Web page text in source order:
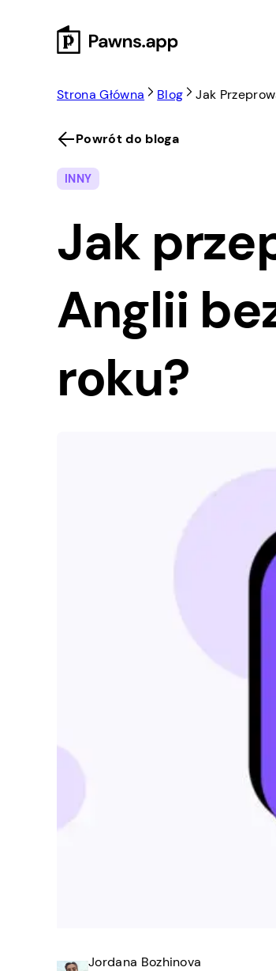
Strona Główna Blog Jak
Powrót do bloga
INNY
Jak
Anglii
roku?
Jordana Bozhinova